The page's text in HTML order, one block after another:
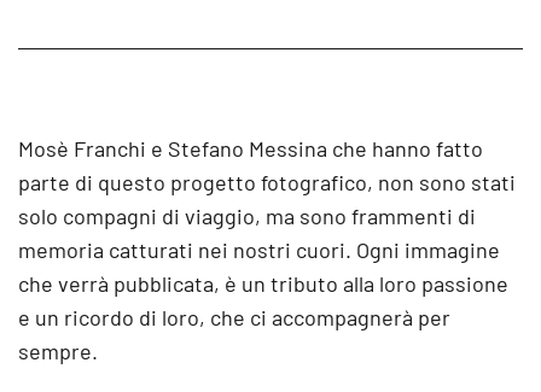
Mosè Franchi e Stefano Messina che hanno fatto
parte di questo progetto fotografico, non sono stati
solo compagni di viaggio, ma sono frammenti di
memoria catturati nei nostri cuori. Ogni immagine
che verrà pubblicata, è un tributo alla loro passione
e un ricordo di loro, che ci accompagnerà per
sempre.